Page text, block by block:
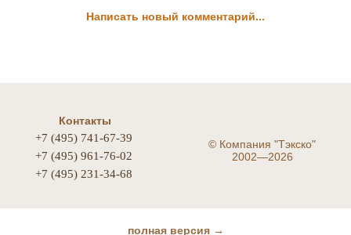
Написать новый комментарий...
Контакты
+7 (495) 741-67-39
+7 (495) 961-76-02
+7 (495) 231-34-68
© Компания "Тэкско"
2002—2026
полная версия →